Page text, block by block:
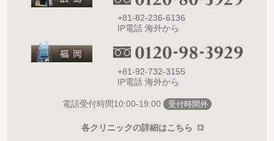
+81-82-236-6136
IP電話 海外から
+81-92-732-3155
IP電話 海外から
電話受付時間10:00-19:00 受付時間外
各クリニックの詳細はこちら